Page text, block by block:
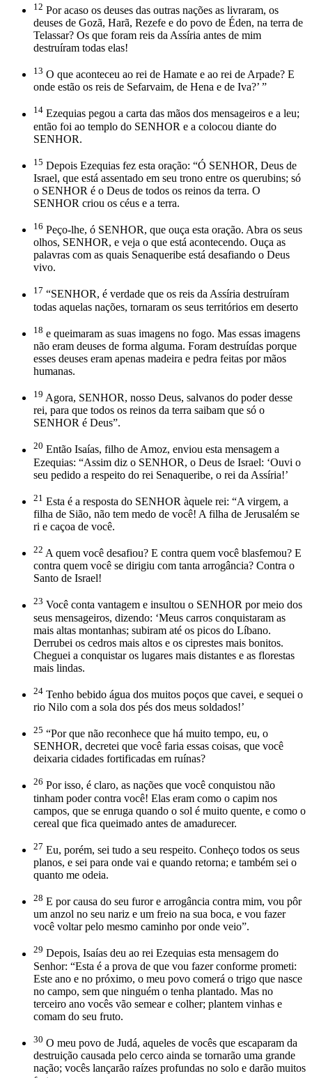
12 Por acaso os deuses das outras nações as livraram, os
deuses de Gozã, Harã, Rezefe e do povo de Éden, na terra de
Telassar? Os que foram reis da Assíria antes de mim
destruíram todas elas!
13 O que aconteceu ao rei de Hamate e ao rei de Arpade? E
onde estão os reis de Sefarvaim, de Hena e de Iva?’ ”
14 Ezequias pegou a carta das mãos dos mensageiros e a leu;
então foi ao templo do SENHOR e a colocou diante do
SENHOR.
15 Depois Ezequias fez esta oração: “Ó SENHOR, Deus de
Israel, que está assentado em seu trono entre os querubins; só
o SENHOR é o Deus de todos os reinos da terra. O
SENHOR criou os céus e a terra.
16 Peço-lhe, ó SENHOR, que ouça esta oração. Abra os seus
olhos, SENHOR, e veja o que está acontecendo. Ouça as
palavras com as quais Senaqueribe está desafiando o Deus
vivo.
17 “SENHOR, é verdade que os reis da Assíria destruíram
todas aquelas nações, tornaram os seus territórios em deserto
18 e queimaram as suas imagens no fogo. Mas essas imagens
não eram deuses de forma alguma. Foram destruídas porque
esses deuses eram apenas madeira e pedra feitas por mãos
humanas.
19 Agora, SENHOR, nosso Deus, salvanos do poder desse
rei, para que todos os reinos da terra saibam que só o
SENHOR é Deus”.
20 Então Isaías, filho de Amoz, enviou esta mensagem a
Ezequias: “Assim diz o SENHOR, o Deus de Israel: ‘Ouvi o
seu pedido a respeito do rei Senaqueribe, o rei da Assíria!’
21 Esta é a resposta do SENHOR àquele rei: “A virgem, a
filha de Sião, não tem medo de você! A filha de Jerusalém se
ri e caçoa de você.
22 A quem você desafiou? E contra quem você blasfemou? E
contra quem você se dirigiu com tanta arrogância? Contra o
Santo de Israel!
23 Você conta vantagem e insultou o SENHOR por meio dos
seus mensageiros, dizendo: ‘Meus carros conquistaram as
mais altas montanhas; subiram até os picos do Líbano.
Derrubei os cedros mais altos e os ciprestes mais bonitos.
Cheguei a conquistar os lugares mais distantes e as florestas
mais lindas.
24 Tenho bebido água dos muitos poços que cavei, e sequei o
rio Nilo com a sola dos pés dos meus soldados!’
25 “Por que não reconhece que há muito tempo, eu, o
SENHOR, decretei que você faria essas coisas, que você
deixaria cidades fortificadas em ruínas?
26 Por isso, é claro, as nações que você conquistou não
tinham poder contra você! Elas eram como o capim nos
campos, que se enruga quando o sol é muito quente, e como o
cereal que fica queimado antes de amadurecer.
27 Eu, porém, sei tudo a seu respeito. Conheço todos os seus
planos, e sei para onde vai e quando retorna; e também sei o
quanto me odeia.
28 E por causa do seu furor e arrogância contra mim, vou pôr
um anzol no seu nariz e um freio na sua boca, e vou fazer
você voltar pelo mesmo caminho por onde veio”.
29 Depois, Isaías deu ao rei Ezequias esta mensagem do
Senhor: “Esta é a prova de que vou fazer conforme prometi:
Este ano e no próximo, o meu povo comerá o trigo que nasce
no campo, sem que ninguém o tenha plantado. Mas no
terceiro ano vocês vão semear e colher; plantem vinhas e
comam do seu fruto.
30 O meu povo de Judá, aqueles de vocês que escaparam da
destruição causada pelo cerco ainda se tornarão uma grande
nação; vocês lançarão raízes profundas no solo e darão muitos